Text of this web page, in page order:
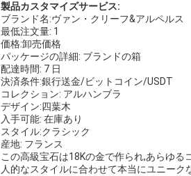
製品カスタマイズサービス:
ブランド名:ヴァン・クリーフ&アルペルス
最低注文量: 1
価格:卸売価格
パッケージの詳細: ブランドの箱
配達時間: 7 日
決済条件:銀行送金/ビットコイン/USDT
コレクション: アルハンブラ
デザイン:四葉木
入手可能: 在庫あり
スタイル:クラシック
産地: フランス
この高級宝石は18Kの金で作られ,あらゆ
人的なスタイルに合わせて本当にユニーク